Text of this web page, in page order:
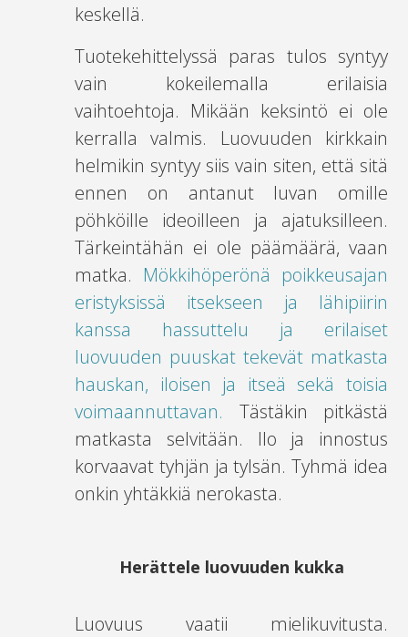
keskellä.
Tuotekehittelyssä paras tulos syntyy
vain kokeilemalla erilaisia
vaihtoehtoja. Mikään keksintö ei ole
kerralla valmis. Luovuuden kirkkain
helmikin syntyy siis vain siten, että sitä
ennen on antanut luvan omille
pöhköille ideoilleen ja ajatuksilleen.
Tärkeintähän ei ole päämäärä, vaan
matka. Mökkihöperönä poikkeusajan
eristyksissä itsekseen ja lähipiirin
kanssa hassuttelu ja erilaiset
luovuuden puuskat tekevät matkasta
hauskan, iloisen ja itseä sekä toisia
voimaannuttavan. Tästäkin pitkästä
matkasta selvitään. Ilo ja innostus
korvaavat tyhjän ja tylsän. Tyhmä idea
onkin yhtäkkiä nerokasta.
Herättele luovuuden kukka
Luovuus vaatii mielikuvitusta.